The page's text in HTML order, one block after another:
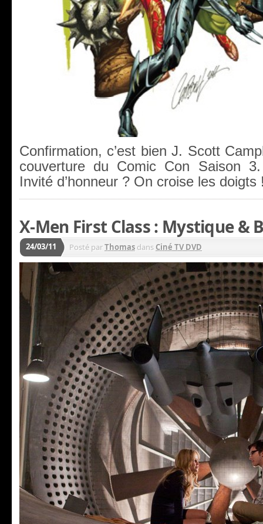
Confirmation, c’est bien J. Scott
couverture du Comic Con Saison
Invité d’honneur ? On croise les doigts
X-Men First Class : Mystique &
24/03/11 Posté parThomas dans Ciné TV DVD